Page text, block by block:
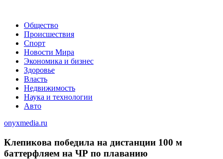
Общество
Происшествия
Спорт
Новости Мира
Экономика и бизнес
Здоровье
Власть
Недвижимость
Наука и технологии
Авто
onyxmedia.ru
Клепикова победила на дистанции 100 м
баттерфляем на ЧР по плаванию